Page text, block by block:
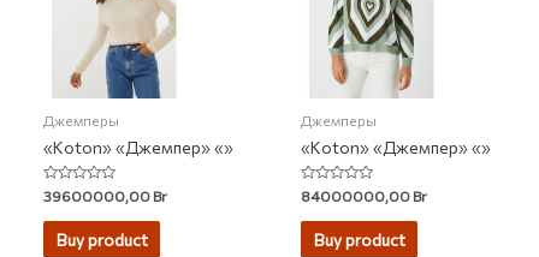
Джемперы
«Koton» «Джемпер» «»
Rated
0
out
39600000,00Br
Buy product
Джемперы
«Koton» «Джемпер» «»
Rated
0
out
84000000,00Br
Buy product